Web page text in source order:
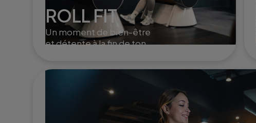
ROLL FIT
Un moment de bien-être
et détente à la fin de ton
à l'élimination de la cellulite.